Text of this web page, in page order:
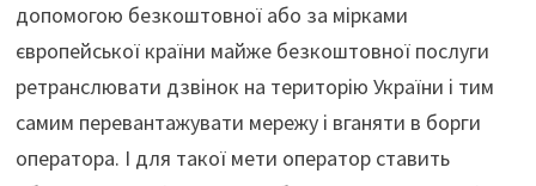
допомогою безкоштовної або за мірками
європейської країни майже безкоштовної послуги
ретранслювати дзвінок на територію України і тим
самим перевантажувати мережу і вганяти в борги
оператора. І для такої мети оператор ставить